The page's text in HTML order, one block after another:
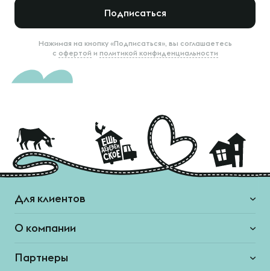
Подписаться
Нажимая на кнопку «Подписаться», вы соглашаетесь
с офертой и политикой конфиденциальности
Для клиентов
О компании
Партнеры